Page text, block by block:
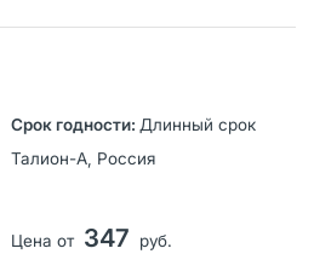
Длинный срок
Талион-А, Россия
Цена от 347 руб.